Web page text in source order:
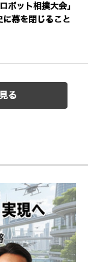
ボット相撲大会」
幕を閉じること
る